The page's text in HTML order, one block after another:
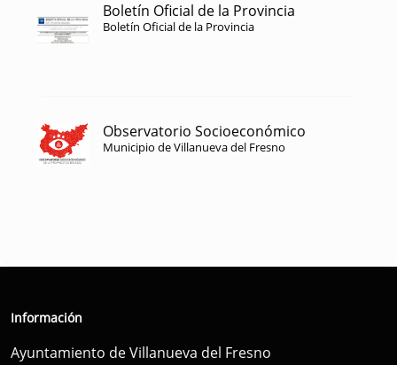
Boletín Oficial de la Provincia
Boletín Oficial de la Provincia
Observatorio Socioeconómico
Municipio de Villanueva del Fresno
Información
Ayuntamiento de Villanueva del Fresno